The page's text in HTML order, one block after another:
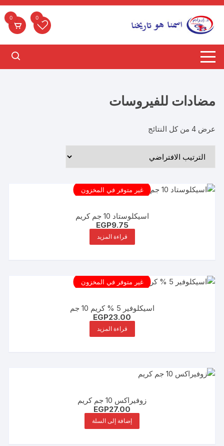
التجاوز
المحتوى
0
0
مضادات للفيروسات
عرض ⁦4⁩ من كل النتائج
غير متوفر في المخزون
اسيكلوستاد 10 جم كريم
EGP9.75
قراءة المزيد
غير متوفر في المخزون
اسيكلوفير 5 % كريم 10 جم
EGP23.00
قراءة المزيد
زوفيراكس 10 جم كريم
EGP27.00
إضافة إلى السلة